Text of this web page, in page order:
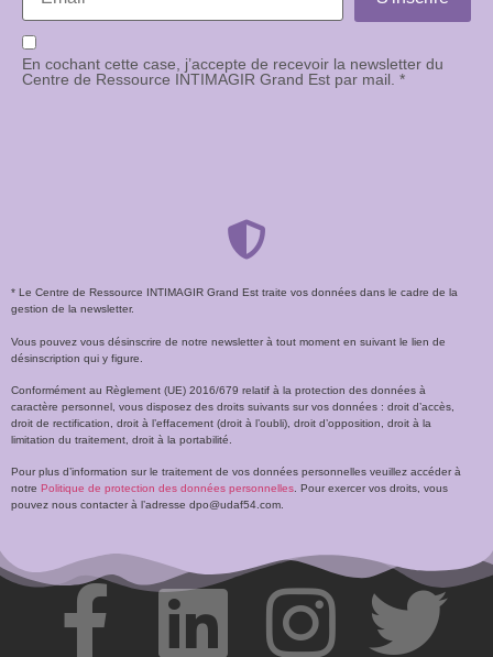
En cochant cette case, j’accepte de recevoir la newsletter du
Centre de Ressource INTIMAGIR Grand Est par mail. *
* Le Centre de Ressource INTIMAGIR Grand Est traite vos données dans le cadre de la
gestion de la newsletter.
Vous pouvez vous désinscrire de notre newsletter à tout moment en suivant le lien de
désinscription qui y figure.
Conformément au Règlement (UE) 2016/679 relatif à la protection des données à
caractère personnel, vous disposez des droits suivants sur vos données : droit d’accès,
droit de rectification, droit à l’effacement (droit à l’oubli), droit d’opposition, droit à la
limitation du traitement, droit à la portabilité.
Pour plus d’information sur le traitement de vos données personnelles veuillez accéder à
notre Politique de protection des données personnelles. Pour exercer vos droits, vous
pouvez nous contacter à l’adresse dpo@udaf54.com.